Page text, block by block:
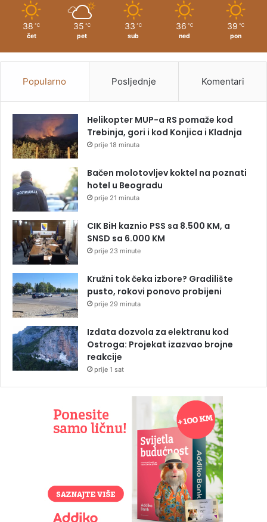
38 ℃
čet
35 ℃
pet
33 ℃
sub
36 ℃
ned
39 ℃
pon
Popularno Posljednje Komentari
Helikopter MUP-a RS pomaže kod
Trebinja, gori i kod Konjica i Kladnja
prije 18 minuta
Bačen molotovljev koktel na poznati
hotel u Beogradu
prije 21 minuta
CIK BiH kaznio PSS sa 8.500 KM, a
SNSD sa 6.000 KM
prije 23 minute
Kružni tok čeka izbore? Gradilište
pusto, rokovi ponovo probijeni
prije 29 minuta
Izdata dozvola za elektranu kod
Ostroga: Projekat izazvao brojne
reakcije
prije 1 sat